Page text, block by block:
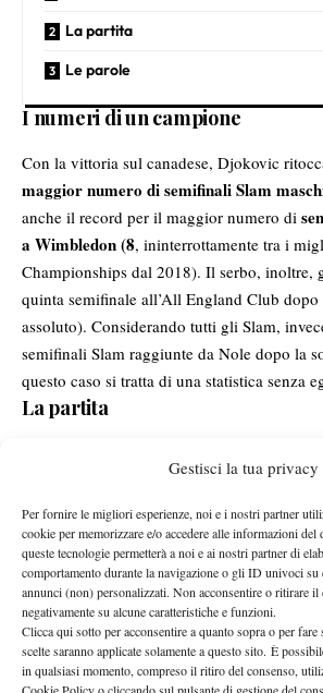
Gestisci la tua privacy
Per fornire le migliori esperienze, noi e i nostri partner
cookie per memorizzare e/o accedere alle informazioni
queste tecnologie permetterà a noi e ai nostri partner di
comportamento durante la navigazione o gli ID univoci su
annunci (non) personalizzati. Non acconsentire o ritirare
negativamente su alcune caratteristiche e funzioni.
Clicca qui sotto per acconsentire a quanto sopra o per fare
scelte saranno applicate solamente a questo sito. È
in qualsiasi momento, compreso il ritiro del consenso,
Cookie Policy o cliccando sul pulsante di gestione del
La partita
Le parole
I numeri di un campione
Con la vittoria sul canadese, Djokovic
maggior numero di semifinali Slam
anche il record per il maggior numero di
a Wimbledon (8, ininterrottamente tra i
Championships dal 2018). Il serbo, inoltre,
quinta semifinale all’All England Club
assoluto). Considerando tutti gli Slam,
semifinali Slam raggiunte da Nole dopo la
questo caso si tratta di una statistica senza
La partita
equilibrio grazie all’ottimorendimento dei
il primo set si risolve a favore di Nole solo
al tie-break. Nel secondo parziale, invece,
servizio del serbo a giocare un brutto
30-40 che manda il canadese a servire per
equilibrio la partita. Auger fronteggia una
annulla magistralmente, poi chiude 6-3
terzo set entrambi i giocatori non sfruttano